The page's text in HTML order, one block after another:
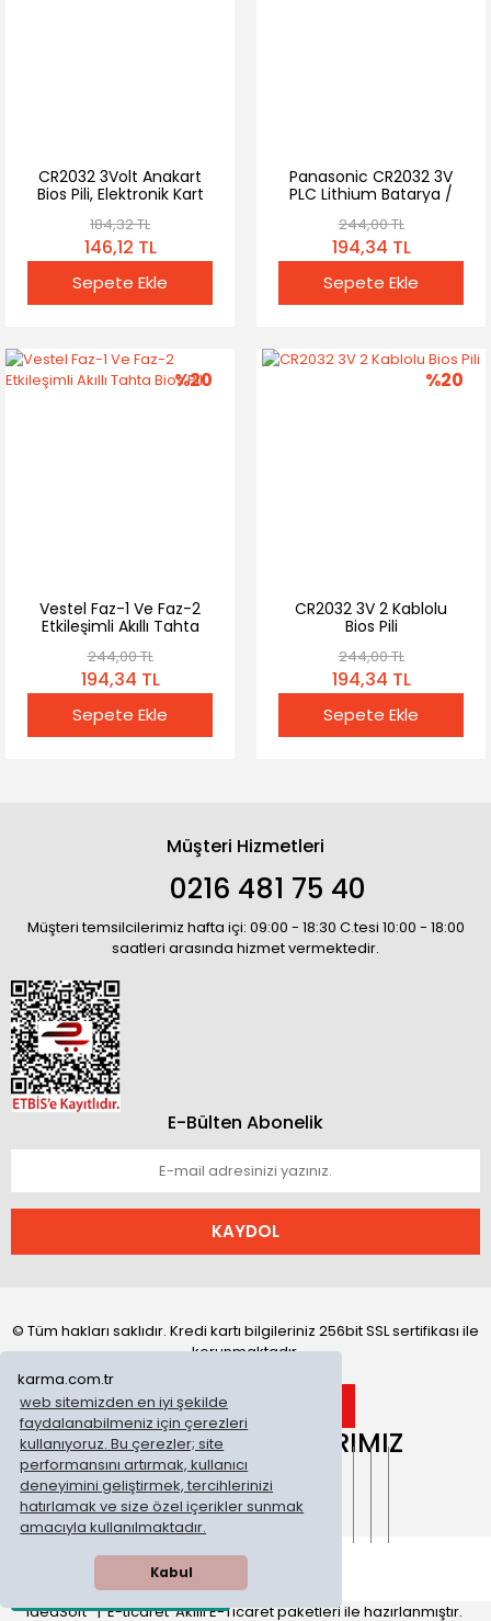
karma.com.tr
web sitemizden en iyi şekilde
faydalanabilmeniz için çerezleri
kullanıyoruz. Bu çerezler; site
performansını artırmak, kullanıcı
deneyimini geliştirmek, tercihlerinizi
hatırlamak ve size özel içerikler sunmak
amacıyla kullanılmaktadır.
Kabul
WhatsApp Sipariş
CR2032 3Volt Anakart
Bios Pili, Elektronik Kart
184,32 TL
146,12 TL
Sepete Ekle
Panasonic CR2032 3V
PLC Lithium Batarya /
Pili
244,00 TL
194,34 TL
Sepete Ekle
%20
Vestel Faz-1 Ve Faz-2
Etkileşimli Akıllı Tahta
244,00 TL
194,34 TL
Sepete Ekle
%20
CR2032 3V 2 Kablolu
Bios Pili
244,00 TL
194,34 TL
Sepete Ekle
Müşteri Hizmetleri
0216 481 75 40
Müşteri temsilcilerimiz hafta içi: 09:00 - 18:30 C.tesi 10:00 - 18:00
saatleri arasında hizmet vermektedir.
E-Bülten Abonelik
KAYDOL
© Tüm hakları saklıdır. Kredi kartı bilgileriniz 256bit SSL sertifikası ile
korunmaktadır.
ONLİNE MAĞAZALARIMIZ
IdeaSoft® | E-ticaret Akıllı E-Ticaret paketleri ile hazırlanmıştır.